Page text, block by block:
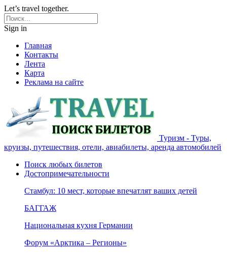
Let’s travel together.
Sign in
Главная
Контакты
Лента
Карта
Реклама на сайте
Туризм - Туры,
круизы, путешествия, отели, авиабилеты, аренда автомобилей
Поиск любых билетов
Достопримечательности
Стамбул: 10 мест, которые впечатлят ваших детей
БАГГАЖ
Национальная кухня Германии
Форум «Арктика – Регионы»